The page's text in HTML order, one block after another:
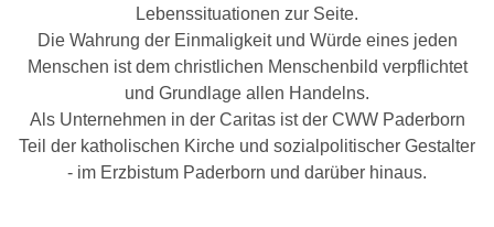
Lebenssituationen zur Seite.
Die Wahrung der Einmaligkeit und Würde eines jeden
Menschen ist dem christlichen Menschenbild verpflichtet
und Grundlage allen Handelns.
Als Unternehmen in der Caritas ist der CWW Paderborn
Teil der katholischen Kirche und sozialpolitischer Gestalter
- im Erzbistum Paderborn und darüber hinaus.